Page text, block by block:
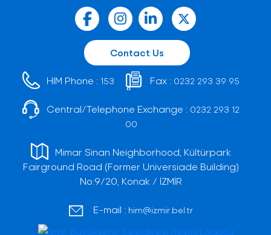
Contact Us
HIM Phone : 153 Fax : 0232 293 39 95
Central/Telephone Exchange : 0232 293 12
00
Mimar Sinan Neighborhood, Kültürpark
Fairground Road (Former Universiade Building)
No:9/20, Konak / İZMİR
E-mail : him@izmir.bel.tr